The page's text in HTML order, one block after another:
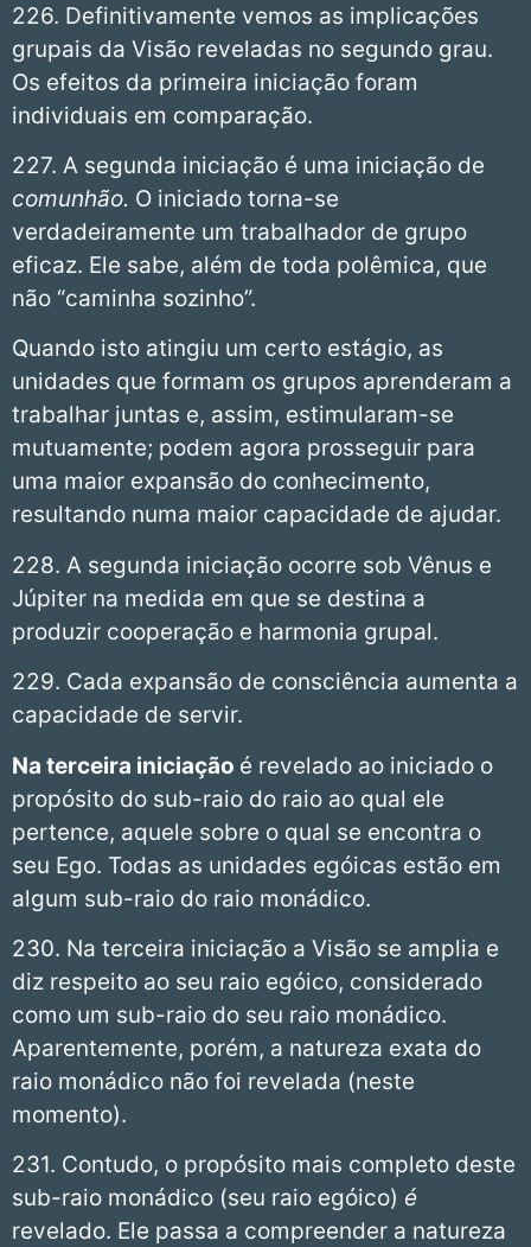
226. Definitivamente vemos as implicações
grupais da Visão reveladas no segundo grau.
Os efeitos da primeira iniciação foram
individuais em comparação.
227. A segunda iniciação é uma iniciação de
comunhão. O iniciado torna-se
verdadeiramente um trabalhador de grupo
eficaz. Ele sabe, além de toda polêmica, que
não “caminha sozinho”.
Quando isto atingiu um certo estágio, as
unidades que formam os grupos aprenderam a
trabalhar juntas e, assim, estimularam-se
mutuamente; podem agora prosseguir para
uma maior expansão do conhecimento,
resultando numa maior capacidade de ajudar.
228. A segunda iniciação ocorre sob Vênus e
Júpiter na medida em que se destina a
produzir cooperação e harmonia grupal.
229. Cada expansão de consciência aumenta a
capacidade de servir.
Na terceira iniciação é revelado ao iniciado o
propósito do sub-raio do raio ao qual ele
pertence, aquele sobre o qual se encontra o
seu Ego. Todas as unidades egóicas estão em
algum sub-raio do raio monádico.
230. Na terceira iniciação a Visão se amplia e
diz respeito ao seu raio egóico, considerado
como um sub-raio do seu raio monádico.
Aparentemente, porém, a natureza exata do
raio monádico não foi revelada (neste
momento).
231. Contudo, o propósito mais completo deste
sub-raio monádico (seu raio egóico) é
revelado. Ele passa a compreender a natureza